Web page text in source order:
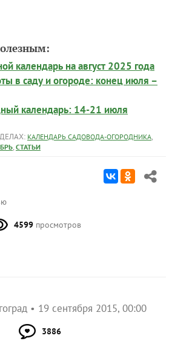
календарь на август 2025 года
в саду и огороде: конец июля –
календарь: 14-21 июля
КАЛЕНДАРЬ САДОВОДА-ОГОРОДНИКА,
, СТАТЬИ
4599 просмотров
19 сентября 2015, 00:00
3886